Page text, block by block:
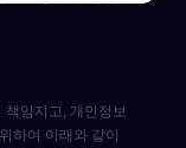
책임지고, 개인정보
하여 아래와 같이